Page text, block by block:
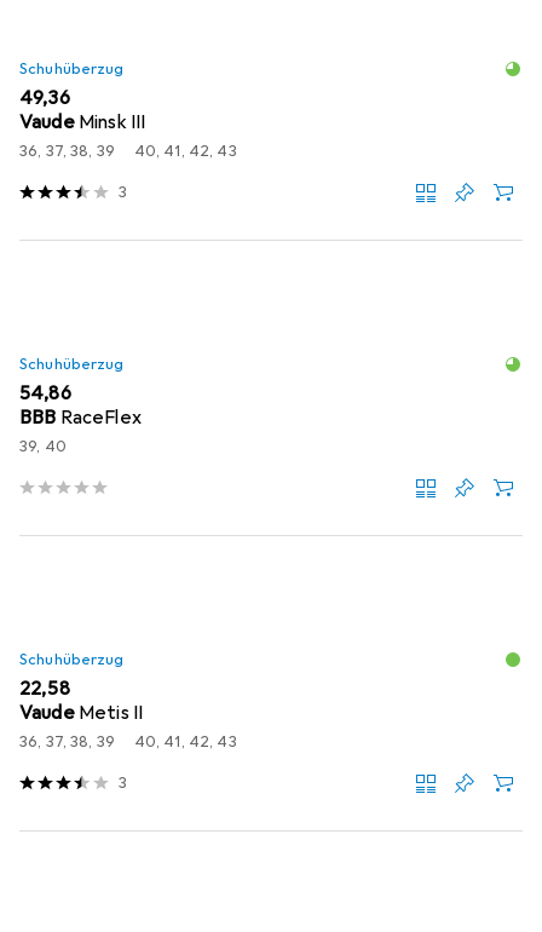
Schuhüberzug
EUR
49,36
Vaude Minsk III
36, 37, 38, 39 40, 41, 42, 43
3
Schuhüberzug
EUR
54,86
BBB RaceFlex
39, 40
Schuhüberzug
EUR
22,58
Vaude Metis II
36, 37, 38, 39 40, 41, 42, 43
3